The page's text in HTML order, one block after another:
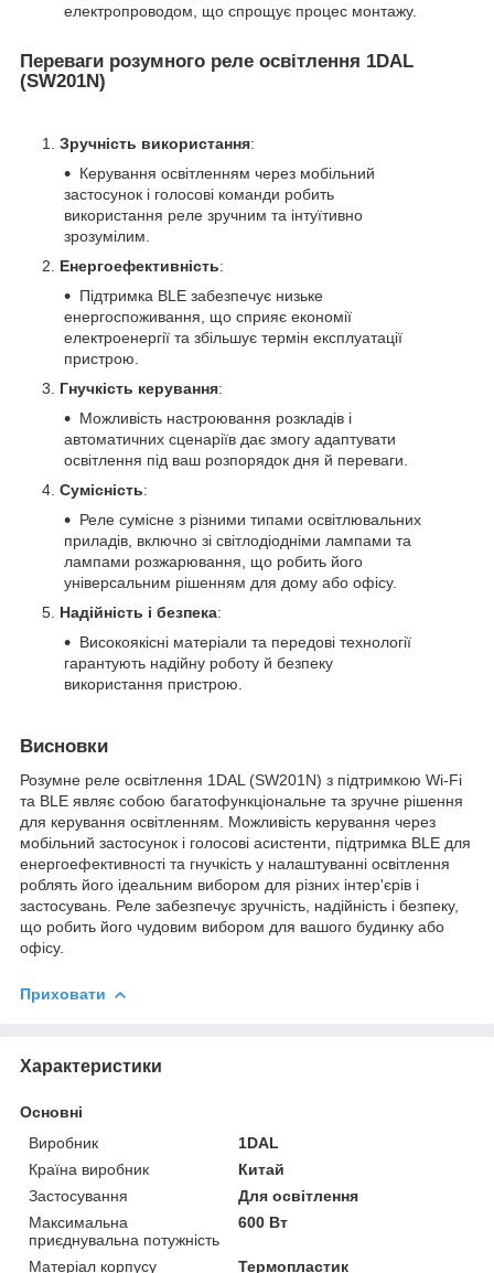
електропроводом, що спрощує процес монтажу.
Переваги розумного реле освітлення 1DAL
(SW201N)
Зручність використання:
Керування освітленням через мобільний
застосунок і голосові команди робить
використання реле зручним та інтуїтивно
зрозумілим.
Енергоефективність:
Підтримка BLE забезпечує низьке
енергоспоживання, що сприяє економії
електроенергії та збільшує термін експлуатації
пристрою.
Гнучкість керування:
Можливість настроювання розкладів і
автоматичних сценаріїв дає змогу адаптувати
освітлення під ваш розпорядок дня й переваги.
Сумісність:
Реле сумісне з різними типами освітлювальних
приладів, включно зі світлодіодніми лампами та
лампами розжарювання, що робить його
універсальним рішенням для дому або офісу.
Надійність і безпека:
Високоякісні матеріали та передові технології
гарантують надійну роботу й безпеку
використання пристрою.
Висновки
Розумне реле освітлення 1DAL (SW201N) з підтримкою Wi-Fi
та BLE являє собою багатофункціональне та зручне рішення
для керування освітленням. Можливість керування через
мобільний застосунок і голосові асистенти, підтримка BLE для
енергоефективності та гнучкість у налаштуванні освітлення
роблять його ідеальним вибором для різних інтер'єрів і
застосувань. Реле забезпечує зручність, надійність і безпеку,
що робить його чудовим вибором для вашого будинку або
офісу.
Приховати
Характеристики
Основні
Виробник
1DAL
Країна виробник
Китай
Застосування
Для освітлення
Максимальна
приєднувальна потужність
600 Вт
Матеріал корпусу Термопластик